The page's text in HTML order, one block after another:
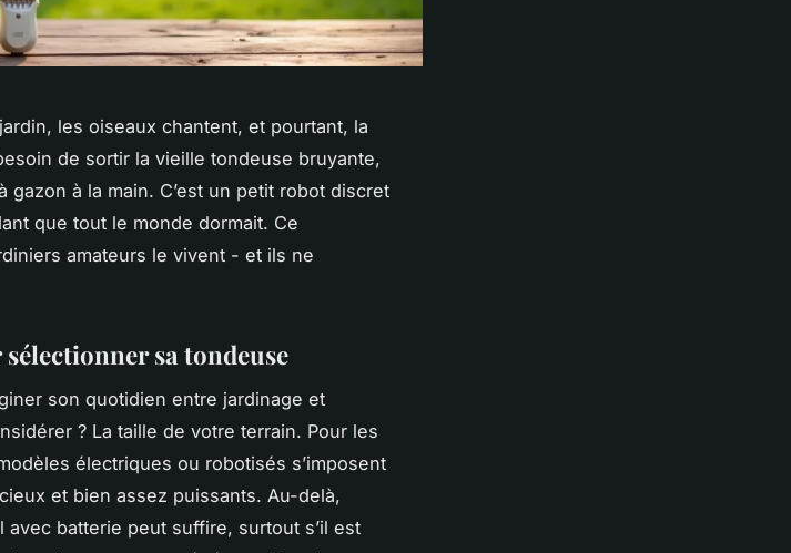
les oiseaux chantent, et pourtant, la
de sortir la vieille tondeuse bruyante,
à la main. C’est un petit robot discret
que tout le monde dormait. Ce
amateurs le vivent - et ils ne
sa tondeuse
son quotidien entre jardinage et
? La taille de votre terrain. Pour les
électriques ou robotisés s’imposent
et bien assez puissants. Au-delà,
avec batterie peut suffire, surtout s’il est